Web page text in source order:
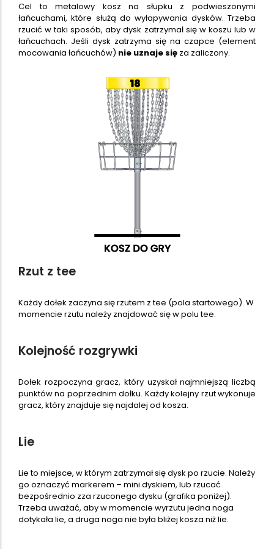
Cel to metalowy kosz na słupku z podwieszonymi
łańcuchami, które służą do wyłapywania dysków. Trzeba
rzucić w taki sposób, aby dysk zatrzymał się w koszu lub w
łańcuchach. Jeśli dysk zatrzyma się na czapce (element
mocowania łańcuchów) nie uznaje się za zaliczony.
Rzut z tee
Każdy dołek zaczyna się rzutem z tee (pola startowego). W
momencie rzutu należy znajdować się w polu tee.
Kolejność rozgrywki
Dołek rozpoczyna gracz, który uzyskał najmniejszą liczbą
punktów na poprzednim dołku. Każdy kolejny rzut wykonuje
gracz, który znajduje się najdalej od kosza.
Lie
Lie to miejsce, w którym zatrzymał się dysk po rzucie. Należy
go oznaczyć markerem – mini dyskiem, lub rzucać
bezpośrednio zza rzuconego dysku (grafika poniżej).
Trzeba uważać, aby w momencie wyrzutu jedna noga
dotykała lie, a druga noga nie była bliżej kosza niż lie.